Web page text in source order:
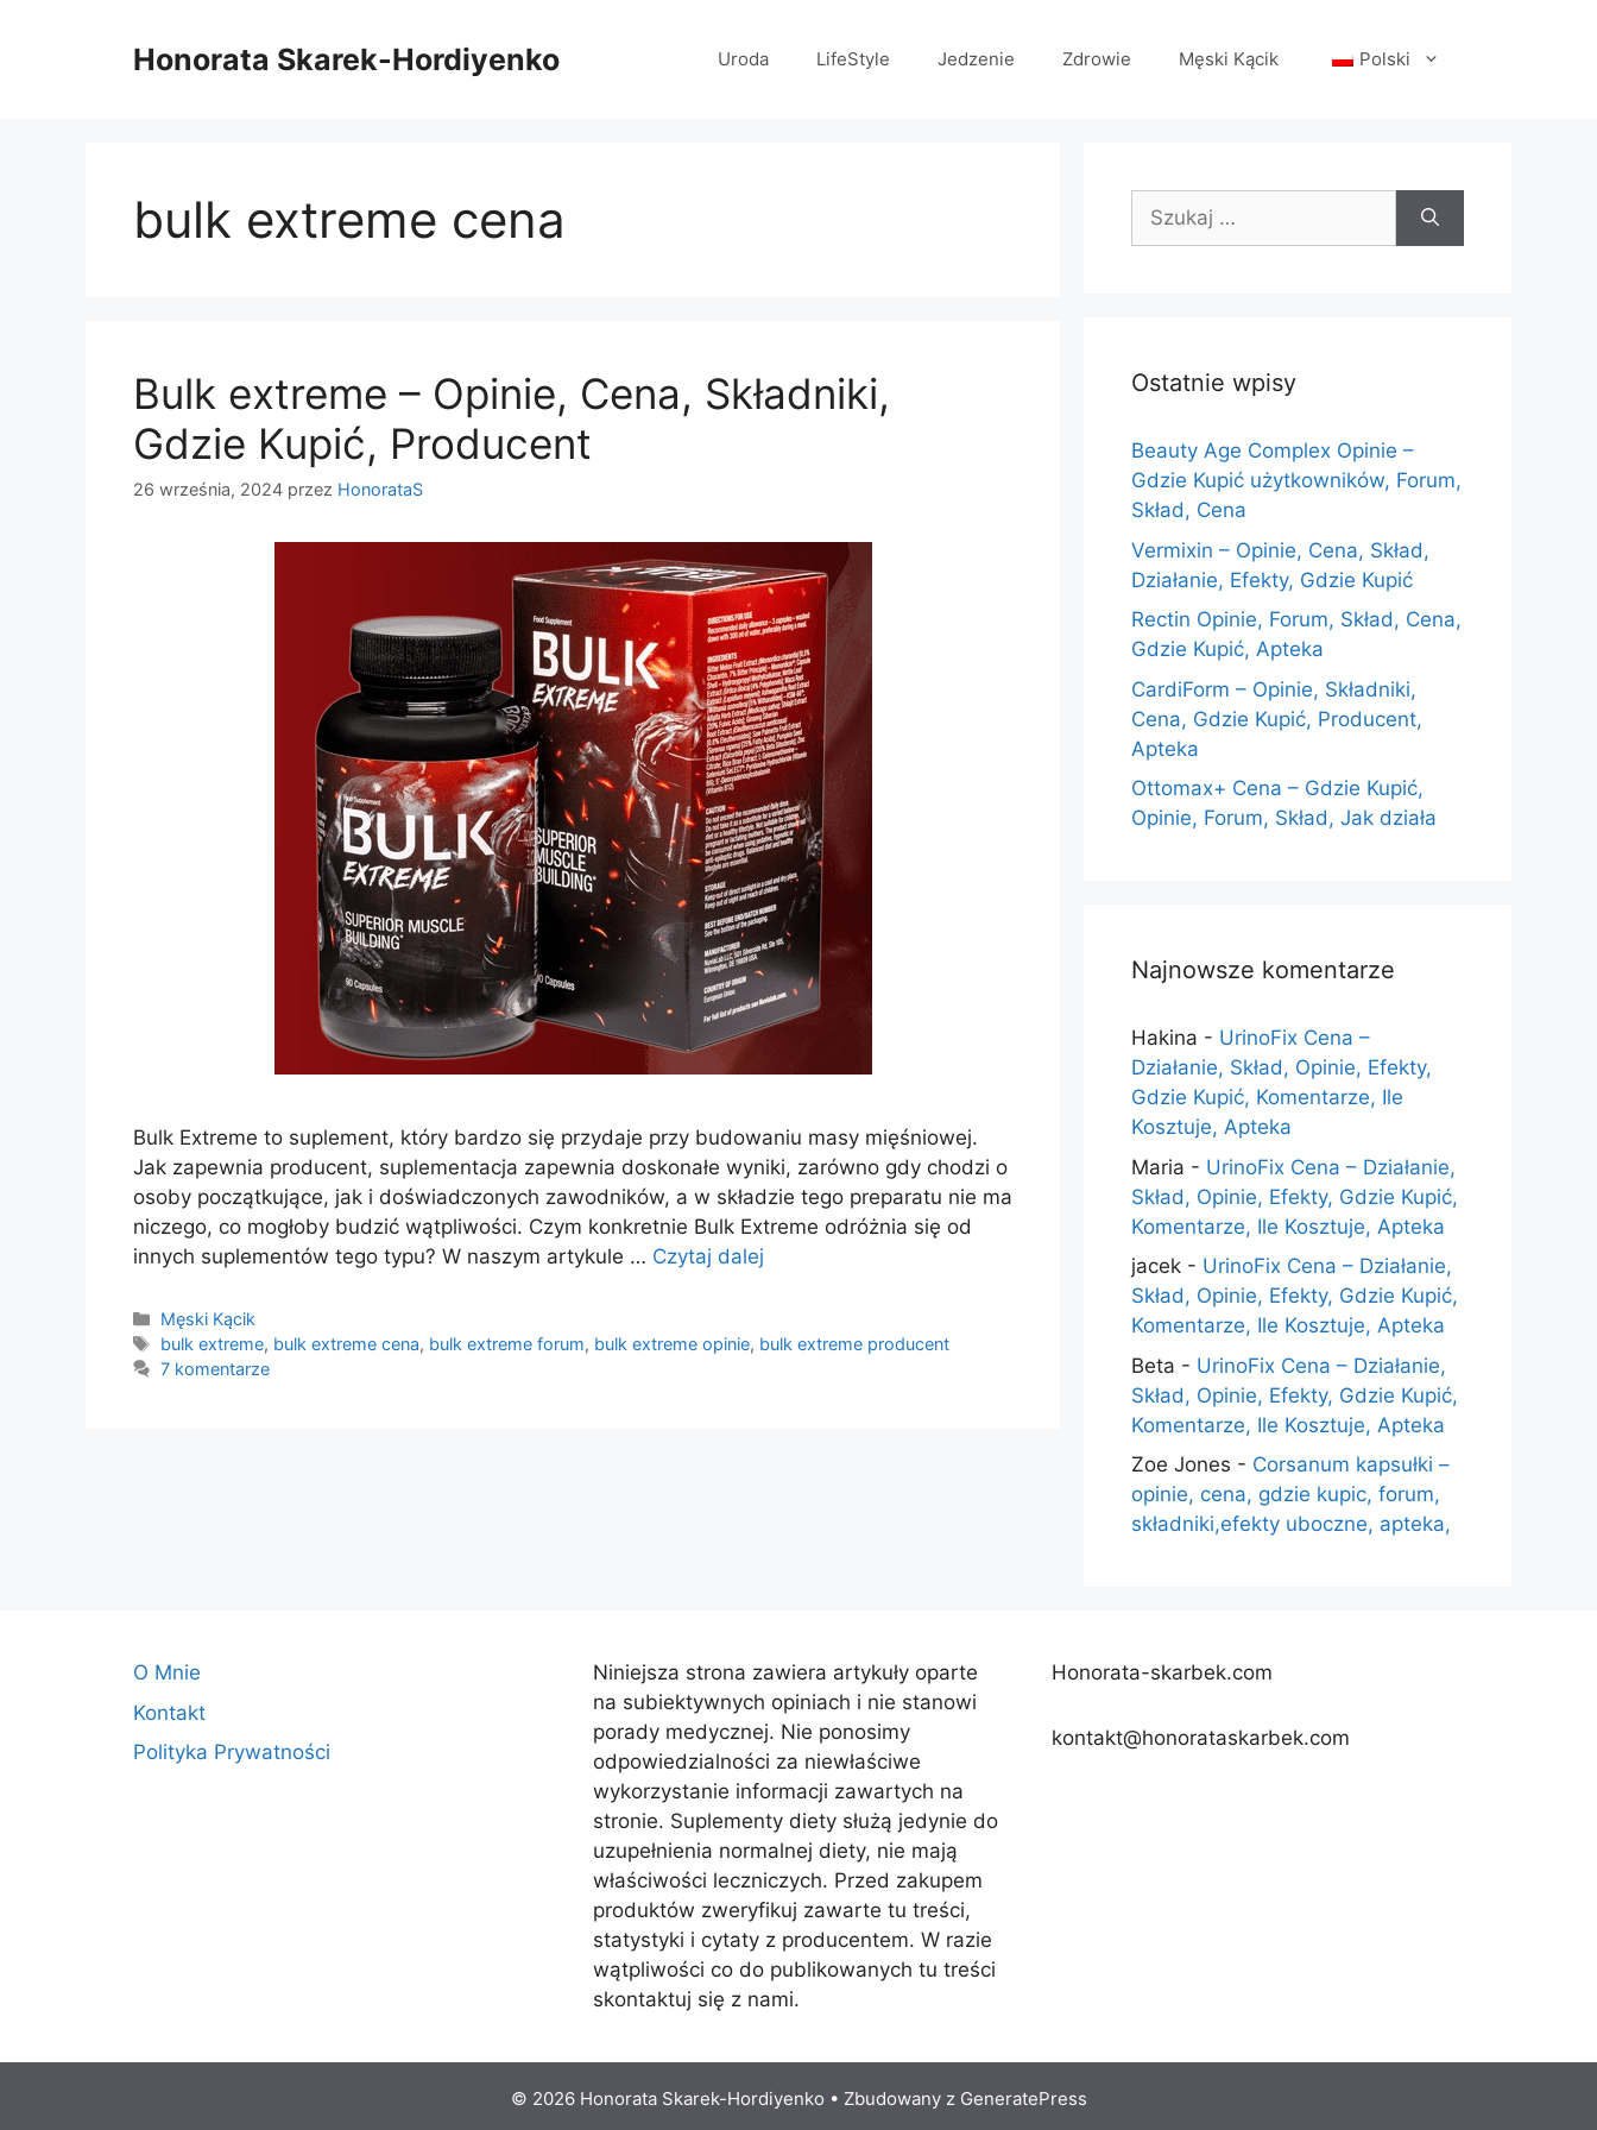
Honorata Skarek-Hordiyenko Uroda LifeStyle Jedzenie Zdrowie Męski Kącik Polski
bulk extreme cena
Bulk extreme – Opinie, Cena, Składniki,
Gdzie Kupić, Producent
26 września, 2024 przez HonorataS
Bulk Extreme to suplement, który bardzo się przydaje przy budowaniu masy mięśniowej.
Jak zapewnia producent, suplementacja zapewnia doskonałe wyniki, zarówno gdy chodzi o
osoby początkujące, jak i doświadczonych zawodników, a w składzie tego preparatu nie ma
niczego, co mogłoby budzić wątpliwości. Czym konkretnie Bulk Extreme odróżnia się od
innych suplementów tego typu? W naszym artykule … Czytaj dalej
Kategorie
Męski Kącik
Tagi
bulk extreme, bulk extreme cena, bulk extreme forum, bulk extreme opinie, bulk extreme producent
7 komentarze
Szukaj:
Ostatnie wpisy
Beauty Age Сomplex Opinie –
Gdzie Kupić użytkowników, Forum,
Skład, Cena
Vermixin – Opinie, Cena, Skład,
Działanie, Efekty, Gdzie Kupić
Rectin Opinie, Forum, Skład, Cena,
Gdzie Kupić, Apteka
CardiForm – Opinie, Składniki,
Cena, Gdzie Kupić, Producent,
Apteka
Ottomax+ Cena – Gdzie Kupić,
Opinie, Forum, Skład, Jak działa
Najnowsze komentarze
Hakina - UrinoFix Cena –
Działanie, Skład, Opinie, Efekty,
Gdzie Kupić, Komentarze, Ile
Kosztuje, Apteka
Maria - UrinoFix Cena – Działanie,
Skład, Opinie, Efekty, Gdzie Kupić,
Komentarze, Ile Kosztuje, Apteka
jacek - UrinoFix Cena – Działanie,
Skład, Opinie, Efekty, Gdzie Kupić,
Komentarze, Ile Kosztuje, Apteka
Beta - UrinoFix Cena – Działanie,
Skład, Opinie, Efekty, Gdzie Kupić,
Komentarze, Ile Kosztuje, Apteka
Zoe Jones - Corsanum kapsułki –
opinie, cena, gdzie kupic, forum,
składniki,efekty uboczne, apteka,
O Mnie
Kontakt
Polityka Prywatności
Niniejsza strona zawiera artykuły oparte
na subiektywnych opiniach i nie stanowi
porady medycznej. Nie ponosimy
odpowiedzialności za niewłaściwe
wykorzystanie informacji zawartych na
stronie. Suplementy diety służą jedynie do
uzupełnienia normalnej diety, nie mają
właściwości leczniczych. Przed zakupem
produktów zweryfikuj zawarte tu treści,
statystyki i cytaty z producentem. W razie
wątpliwości co do publikowanych tu treści
skontaktuj się z nami.
Honorata-skarbek.com
kontakt@honorataskarbek.com
© 2026 Honorata Skarek-Hordiyenko • Zbudowany z GeneratePress